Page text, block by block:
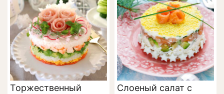
Торжественный
Слоеный салат с